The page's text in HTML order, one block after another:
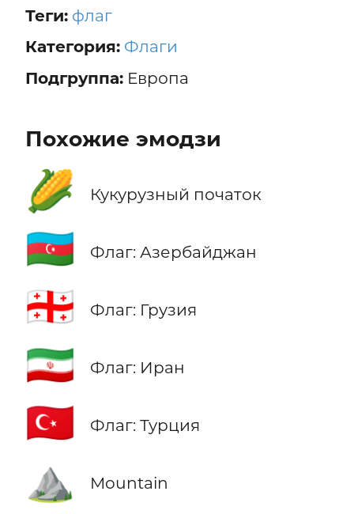
Теги: флаг
Категория: Флаги
Подгруппа:Европа
Похожие эмодзи
🌽 Кукурузный початок
🇦🇿 Флаг: Азербайджан
🇬🇪 Флаг: Грузия
🇮🇷 Флаг: Иран
🇹🇷 Флаг: Турция
⛰️ Mountain